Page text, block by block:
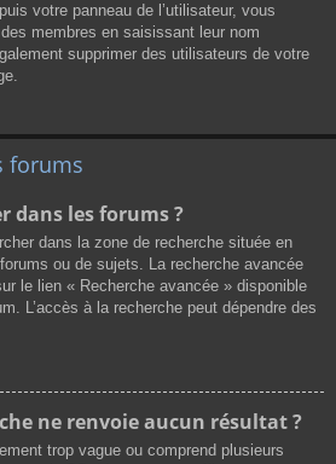
votre panneau de l’utilisateur, vous
membres en saisissant leur nom
supprimer des utilisateurs de votre
forums
dans les forums ?
dans la zone de recherche située en
ou de sujets. La recherche avancée
le lien « Recherche avancée » disponible
L’accès à la recherche peut dépendre des
ne renvoie aucun résultat ?
trop vague ou comprend plusieurs